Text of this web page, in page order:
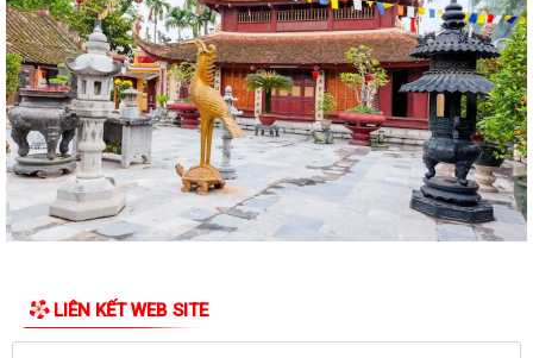
Quyết định về việc phê duyệt giá đất cụ thể; phương án bồi thường bồi
thường, hỗ trợ, tái định cư...
Quyết định về việc thu hồi đất để thực hiện Dự án đầu tư xây dựng cơ
sở hạ tầng khu tái định cư tại...
Quyết định về việc thu hồi đất để thực hiện Dự án đầu tư xây dựng cơ
sở hạ tầng khu tái định cư tại...
Quyết định về việc thu hồi đất để thực hiện Dự án đầu tư xây dựng cơ
Thông báo tuyển dụng người lao động đi làm việc tại Đài Loan theo
hình thức tuyển mộ trực tiếp
LIÊN KẾT WEB SITE